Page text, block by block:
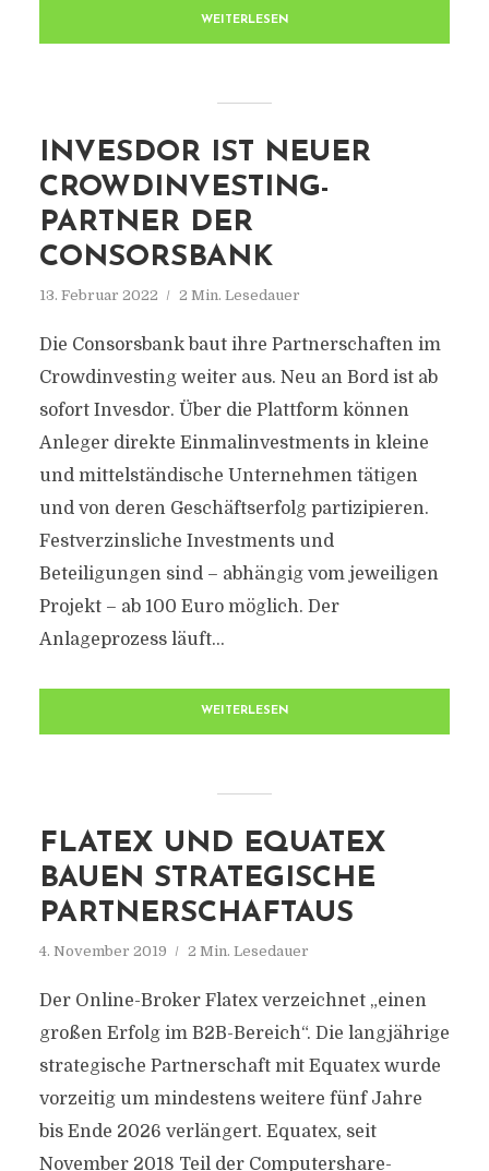
WEITERLESEN
INVESDOR IST NEUER
CROWDINVESTING-
PARTNER DER
CONSORSBANK
13. Februar 2022 2 Min. Lesedauer
Die Consorsbank baut ihre Partnerschaften im
Crowdinvesting weiter aus. Neu an Bord ist ab
sofort Invesdor. Über die Plattform können
Anleger direkte Einmalinvestments in kleine
und mittelständische Unternehmen tätigen
und von deren Geschäftserfolg partizipieren.
Festverzinsliche Investments und
Beteiligungen sind – abhängig vom jeweiligen
Projekt – ab 100 Euro möglich. Der
Anlageprozess läuft...
WEITERLESEN
FLATEX UND EQUATEX
BAUEN STRATEGISCHE
PARTNERSCHAFTAUS
4. November 2019 2 Min. Lesedauer
Der Online-Broker Flatex verzeichnet „einen
großen Erfolg im B2B-Bereich“. Die langjährige
strategische Partnerschaft mit Equatex wurde
vorzeitig um mindestens weitere fünf Jahre
bis Ende 2026 verlängert. Equatex, seit
November 2018 Teil der Computershare-